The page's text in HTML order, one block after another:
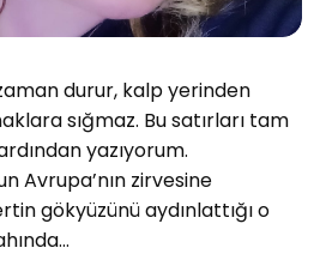
durur, kalp yerinden
sığmaz. Bu satırları tam
yazıyorum.
Avrupa’nın zirvesine
gökyüzünü aydınlattığı o